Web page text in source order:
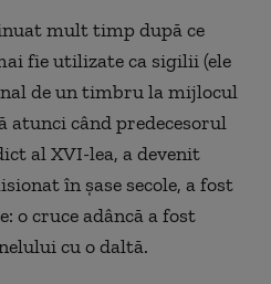
mult timp după ce
fie utilizate ca sigilii (ele
de un timbru la mijlocul
atunci când predecesorul
al XVI-lea, a devenit
în șase secole, a fost
o cruce adâncă a fost
cu o daltă.